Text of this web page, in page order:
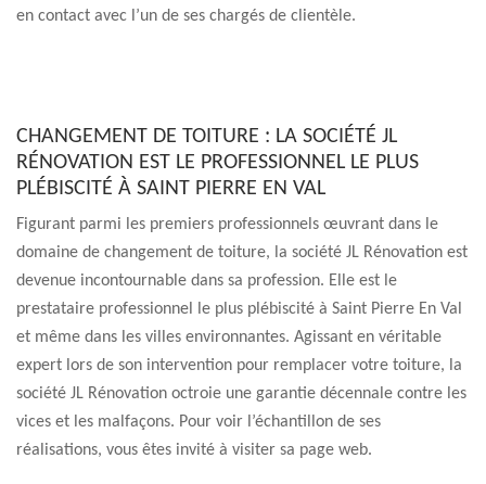
en contact avec l’un de ses chargés de clientèle.
CHANGEMENT DE TOITURE : LA SOCIÉTÉ JL
RÉNOVATION EST LE PROFESSIONNEL LE PLUS
PLÉBISCITÉ À SAINT PIERRE EN VAL
Figurant parmi les premiers professionnels œuvrant dans le
domaine de changement de toiture, la société JL Rénovation est
devenue incontournable dans sa profession. Elle est le
prestataire professionnel le plus plébiscité à Saint Pierre En Val
et même dans les villes environnantes. Agissant en véritable
expert lors de son intervention pour remplacer votre toiture, la
société JL Rénovation octroie une garantie décennale contre les
vices et les malfaçons. Pour voir l’échantillon de ses
réalisations, vous êtes invité à visiter sa page web.